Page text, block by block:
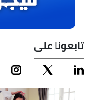
تابعونا على